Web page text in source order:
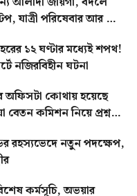
ঢুকবে অন্নপূর্ণা
টাকা? বড় ঘোষণা
View All
আলাদা জায়গা, বদলে
আর কী
১২ ঘণ্টার মধ্যেই শপথ!
নজিরবিহীন ঘটনা